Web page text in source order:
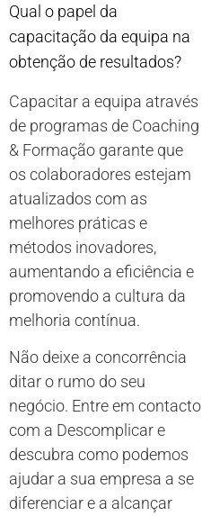
Qual o papel da
capacitação da equipa na
obtenção de resultados?
Capacitar a equipa através
de programas de Coaching
& Formação garante que
os colaboradores estejam
atualizados com as
melhores práticas e
métodos inovadores,
aumentando a eficiência e
promovendo a cultura da
melhoria contínua.
Não deixe a concorrência
ditar o rumo do seu
negócio. Entre em contacto
com a Descomplicar e
descubra como podemos
ajudar a sua empresa a se
diferenciar e a alcançar